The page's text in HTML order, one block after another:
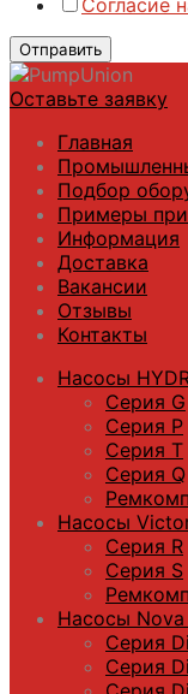
Отправить
Оставьте заявку
Главная
Подбор
Примеры
Информация
Доставка
Вакансии
Отзывы
Контакты
Насосы
Серия G
Серия P
Серия T
Серия Q
Насосы
Серия R
Серия S
Насосы
Серия
Серия